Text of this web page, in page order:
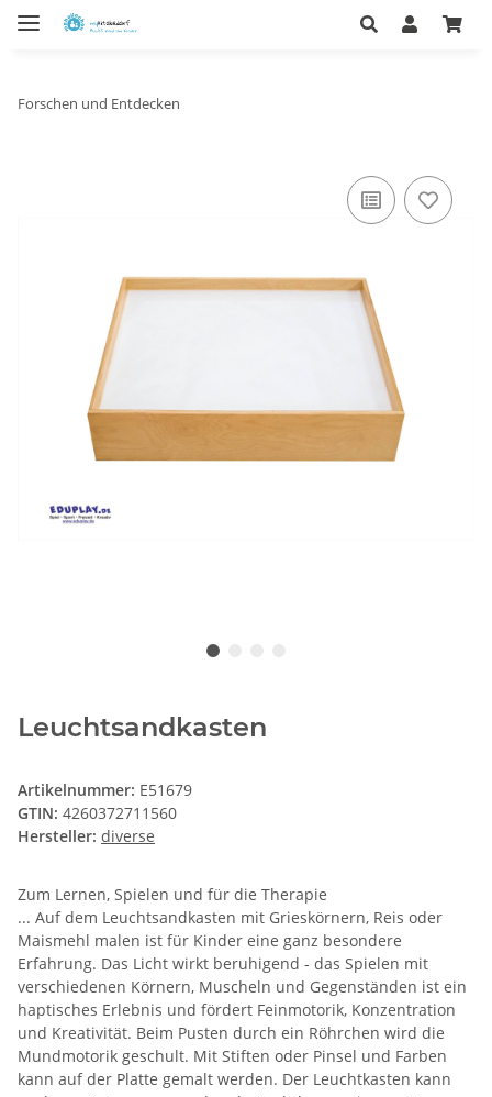
Forschen und Entdecken
Leuchtsandkasten
Artikelnummer: E51679
GTIN: 4260372711560
Hersteller: diverse
Zum Lernen, Spielen und für die Therapie
... Auf dem Leuchtsandkasten mit Grieskörnern, Reis oder
Maismehl malen ist für Kinder eine ganz besondere
Erfahrung. Das Licht wirkt beruhigend - das Spielen mit
verschiedenen Körnern, Muscheln und Gegenständen ist ein
haptisches Erlebnis und fördert Feinmotorik, Konzentration
und Kreativität. Beim Pusten durch ein Röhrchen wird die
Mundmotorik geschult. Mit Stiften oder Pinsel und Farben
kann auf der Platte gemalt werden. Der Leuchtkasten kann